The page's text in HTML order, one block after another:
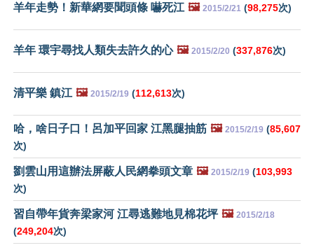
羊年走勢！新華網要聞頭條 嚇死江 🖼️ 2015/2/21 (98,275次)
羊年 環宇尋找人類失去許久的心 🖼️ 2015/2/20 (337,876次)
清平樂 鎮江 🖼️ 2015/2/19 (112,613次)
哈，啥日子口！呂加平回家 江黑腿抽筋 🖼️ 2015/2/19 (85,607
次)
劉雲山用這辦法屏蔽人民網拳頭文章 🖼️ 2015/2/19 (103,993
次)
習自帶年貨奔梁家河 江尋逃難地見棉花坪 🖼️ 2015/2/18
(249,204次)